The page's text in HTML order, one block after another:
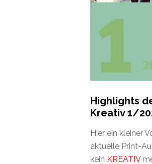
Highlights
Kreativ 1/
Hier ein kleiner
aktuelle Print-
kein KREATIV